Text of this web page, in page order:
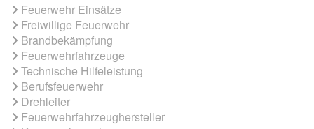
Feuerwehr Einsätze
Freiwillige Feuerwehr
Brandbekämpfung
Feuerwehrfahrzeuge
Technische Hilfeleistung
Berufsfeuerwehr
Drehleiter
Feuerwehrfahrzeughersteller